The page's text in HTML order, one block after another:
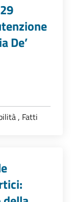
De’
, Fatti